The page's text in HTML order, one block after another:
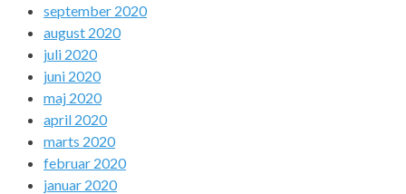
september 2020
august 2020
juli 2020
juni 2020
maj 2020
april 2020
marts 2020
februar 2020
januar 2020